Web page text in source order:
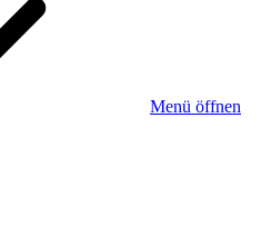
Menü öffnen